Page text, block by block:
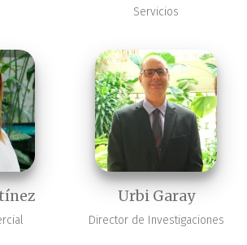
Servicios
Urbi Garay
Director de Investigaciones